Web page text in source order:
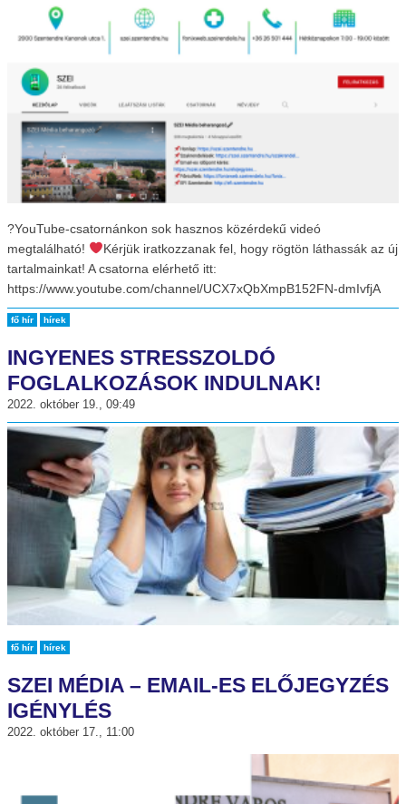
?YouTube-csatornánkon sok hasznos közérdekű videó
megtalálható!
Kérjük iratkozzanak fel, hogy rögtön láthassák az új
tartalmainkat! A csatorna elérhető itt:
https://www.youtube.com/channel/UCX7xQbXmpB152FN-dmIvfjA
fő hír hírek
INGYENES STRESSZOLDÓ
FOGLALKOZÁSOK INDULNAK!
2022. október 19., 09:49
fő hír hírek
SZEI MÉDIA – EMAIL-ES ELŐJEGYZÉS
IGÉNYLÉS
2022. október 17., 11:00